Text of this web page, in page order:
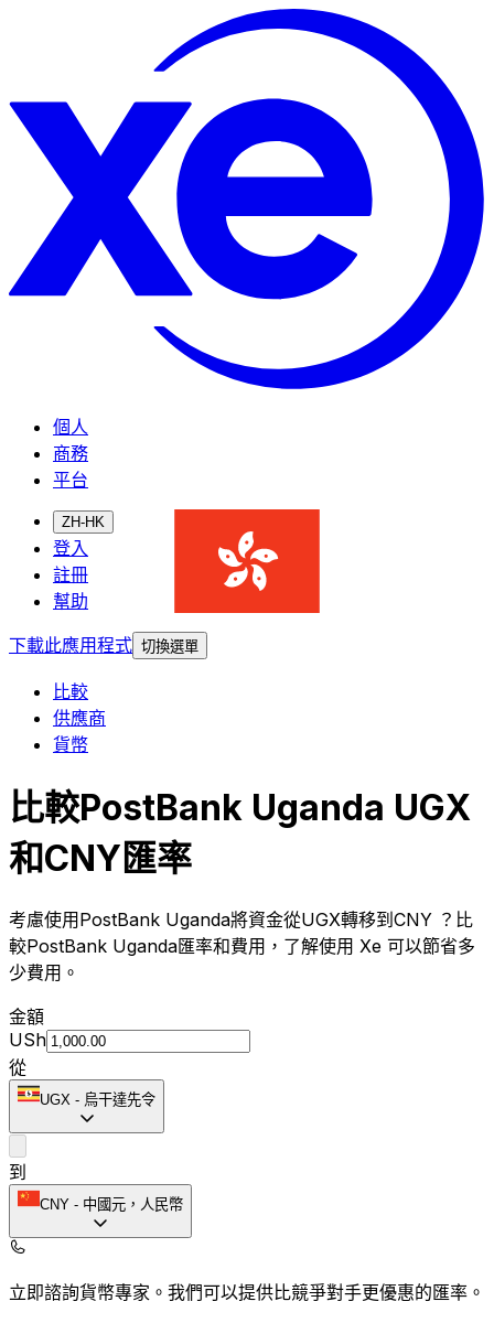
個人
商務
平台
ZH-HK
登入
註冊
幫助
下載此應用程式 切換選單
比較
供應商
貨幣
比較PostBank Uganda UGX
和CNY匯率
考慮使用PostBank Uganda將資金從UGX轉移到CNY ？比
較PostBank Uganda匯率和費用，了解使用 Xe 可以節省多
少費用。
金額
USh
從
UGX - 烏干達先令
到
CNY - 中國元，人民幣
立即諮詢貨幣專家。 我們可以提供比競爭對手更優惠的匯率。